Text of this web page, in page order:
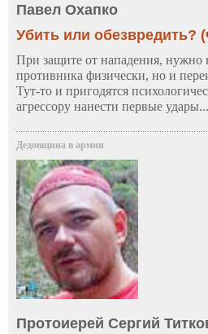
Павел Охапко
Убить или обезвредить?
При защите от нападения, нужно
противника физически, но и
Тут-то и пригодятся
агрессору нанести первые удары...
Дедовщина в армии
Протоиерей Сергий